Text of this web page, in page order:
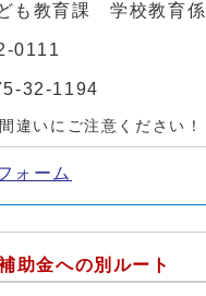
も教育課 学校教育係
0111
32-1194
違いにご注意ください！
ォーム
助金への別ルート